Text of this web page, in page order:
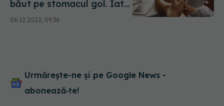
băut pe stomacul gol. Iată
de ce
06.12.2022, 09:36
Urmărește-ne și pe Google News -
abonează‑te!